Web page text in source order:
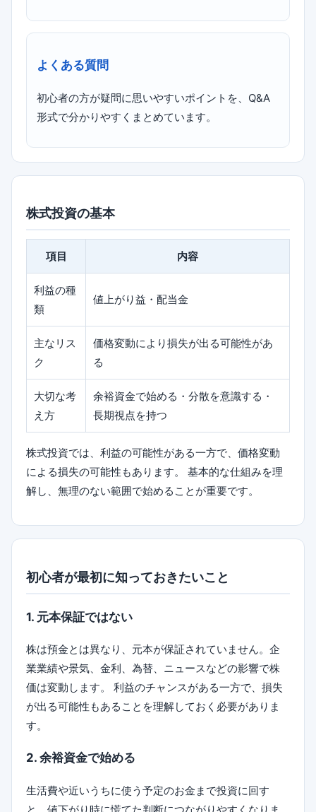
よくある質問
初心者の方が疑問に思いやすいポイントを、Q&A
形式で分かりやすくまとめています。
株式投資の基本
項目 内容
利益の種
類
値上がり益・配当金
主なリス
ク
価格変動により損失が出る可能性があ
る
大切な考
え方
余裕資金で始める・分散を意識する・
長期視点を持つ
株式投資では、利益の可能性がある一方で、価格変動
による損失の可能性もあります。 基本的な仕組みを理
解し、無理のない範囲で始めることが重要です。
初心者が最初に知っておきたいこと
1. 元本保証ではない
株は預金とは異なり、元本が保証されていません。企
業業績や景気、金利、為替、ニュースなどの影響で株
価は変動します。 利益のチャンスがある一方で、損失
が出る可能性もあることを理解しておく必要がありま
す。
2. 余裕資金で始める
生活費や近いうちに使う予定のお金まで投資に回す